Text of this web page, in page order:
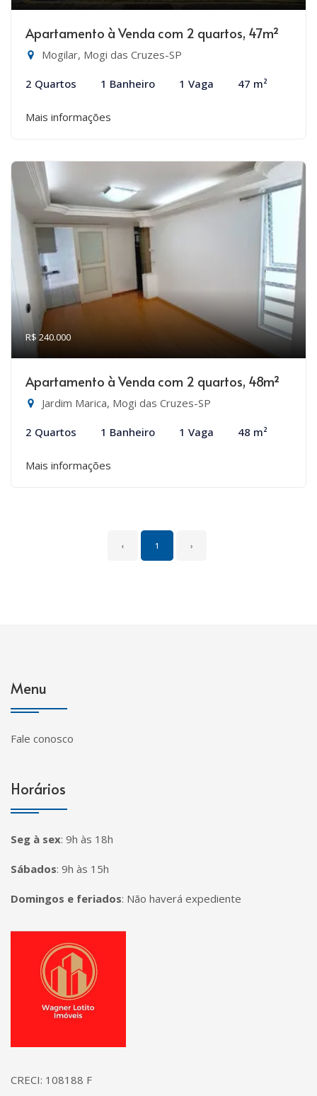
Apartamento à Venda com 2 quartos, 47m²
Mogilar, Mogi das Cruzes-SP
2 Quartos 1 Banheiro 1 Vaga 47 m²
Mais informações
R$ 240.000
Apartamento à Venda com 2 quartos, 48m²
Jardim Marica, Mogi das Cruzes-SP
2 Quartos 1 Banheiro 1 Vaga 48 m²
Mais informações
‹ 1 ›
Menu
Fale conosco
Horários
Seg à sex: 9h às 18h
Sábados: 9h às 15h
Domingos e feriados: Não haverá expediente
Página inicial
CRECI: 108188 F